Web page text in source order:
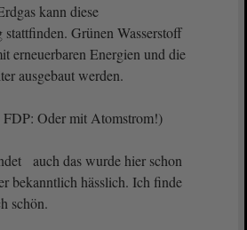
kann diese
Grünen Wasserstoff
erneuerbaren Energien und die
ausgebaut werden.
Oder mit Atomstrom!)
auch das wurde hier schon
bekanntlich hässlich. Ich finde
schön.